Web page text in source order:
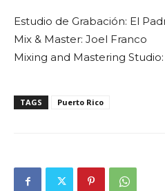
Estudio de Grabación: El
Mix & Master: Joel Franco
Mixing and Mastering
TAGS Puerto Rico